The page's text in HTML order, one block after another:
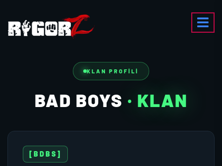
KLAN PROFILI
BAD BOYS · KLAN
[BDBS]